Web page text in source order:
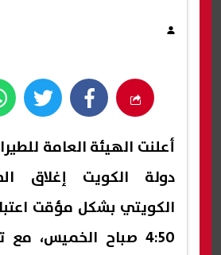
أعلنت الهيئة العامة
دولة الكويت إغلاق
الكويتي بشكل مؤقت
4:50 صباح الخميس،